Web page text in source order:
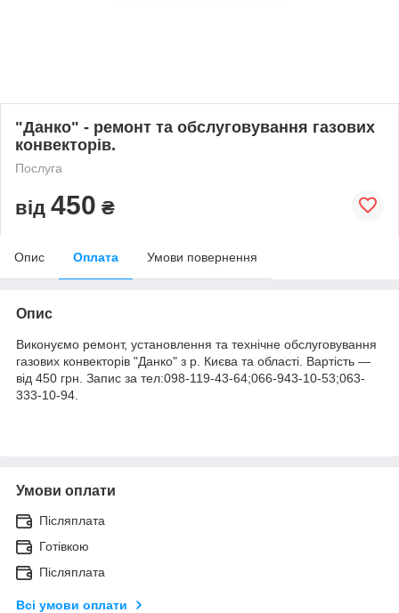
"Данко" - ремонт та обслуговування газових
конвекторів.
Послуга
від 450 ₴
Опис Оплата Умови повернення
Опис
Виконуємо ремонт, установлення та технічне обслуговування
газових конвекторів "Данко" з р. Києва та області. Вартість ―
від 450 грн. Запис за тел:098-119-43-64;066-943-10-53;063-
333-10-94.
Умови оплати
Післяплата
Готівкою
Післяплата
Всі умови оплати